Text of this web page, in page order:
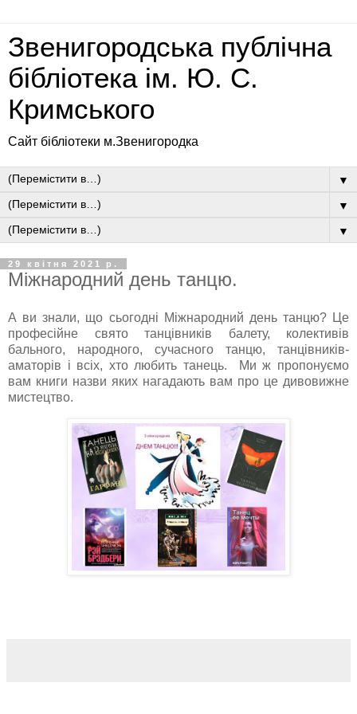
Звенигородська публічна
бібліотека ім. Ю. С.
Кримського
Сайт бібліотеки м.Звенигородка
▼
▼
▼
29 квітня 2021 р.
Міжнародний день танцю.
А ви знали, що сьогодні Міжнародний день танцю? Це
професійне свято танцівників балету, колективів
бального, народного, сучасного танцю, танцівників-
аматорів і всіх, хто любить танець. Ми ж пропонуємо
вам книги назви яких нагадають вам про це дивовижне
мистецтво.